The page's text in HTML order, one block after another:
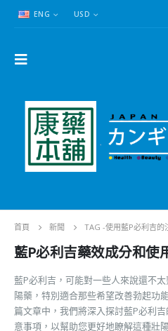
ENG USD
首頁 新聞 TAG -使用藍P必利吉的
藍P必利吉藥效成分和使
藍P必利吉，可能對一些人來說還不
陽藥，特別適合那些希望改善勃起功
篇文章中，我們將深入探討藍P必利
意事項，以幫助您更好地瞭解這種壯